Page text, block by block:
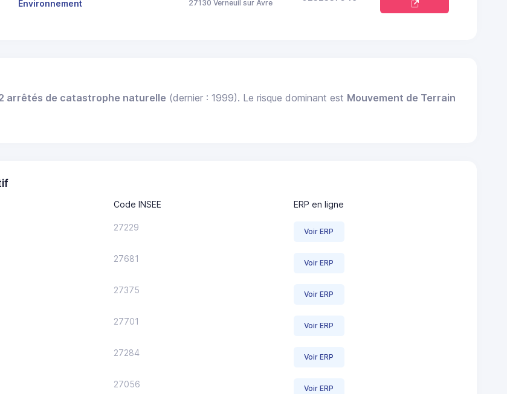
Environnement
27130 Verneuil sur Avre
arrêtés de catastrophe naturelle (dernier : 1999). Le risque dominant est Mouvement de Terrain
Code INSEE ERP en ligne
27229 Voir ERP
27681 Voir ERP
27375 Voir ERP
27701 Voir ERP
27284 Voir ERP
27056 Voir ERP